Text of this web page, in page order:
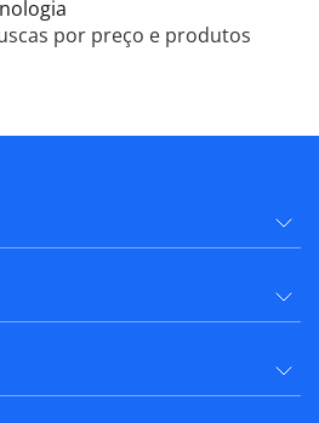
por preço e produtos